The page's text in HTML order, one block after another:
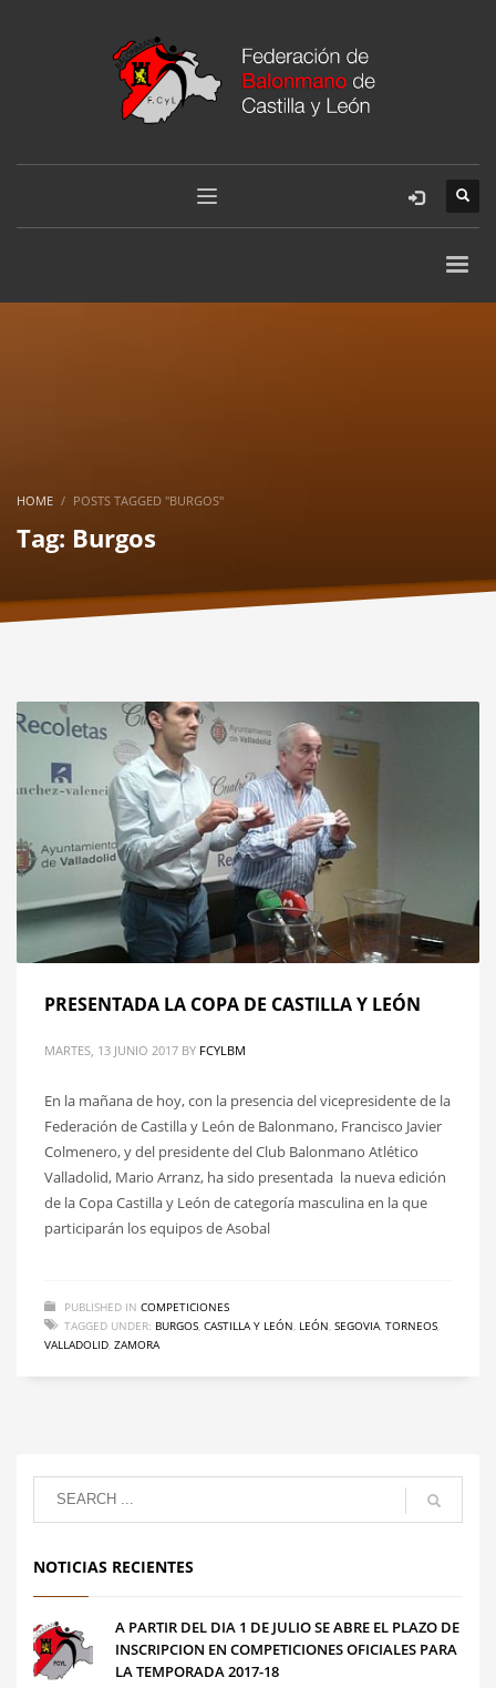
HOME POSTS TAGGED "BURGOS"
Tag: Burgos
PRESENTADA LA COPA DE CASTILLA Y LEÓN
MARTES, 13 JUNIO 2017 BY FCYLBM
En la mañana de hoy, con la presencia del vicepresidente de la
Federación de Castilla y León de Balonmano, Francisco Javier
Colmenero, y del presidente del Club Balonmano Atlético
Valladolid, Mario Arranz, ha sido presentada la nueva edición
de la Copa Castilla y León de categoría masculina en la que
participarán los equipos de Asobal
PUBLISHED IN COMPETICIONES
TAGGED UNDER: BURGOS CASTILLA Y LEÓN LEÓN SEGOVIA TORNEOS
VALLADOLID ZAMORA
NOTICIAS RECIENTES
A PARTIR DEL DIA 1 DE JULIO SE ABRE EL PLAZO DE
INSCRIPCION EN COMPETICIONES OFICIALES PARA
LA TEMPORADA 2017-18